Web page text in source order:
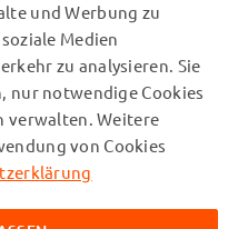
Flexibles,
inkl
Überwachung des
der Restlaufzeit
100V - 250V für
/ Netzstecker
Mehrwertsteuer und
Sie, dass alle
Information über unsere
und Werbung zu
Medien
zu analysieren. Sie
nur notwendige Cookies
verwalten. Weitere
von Cookies